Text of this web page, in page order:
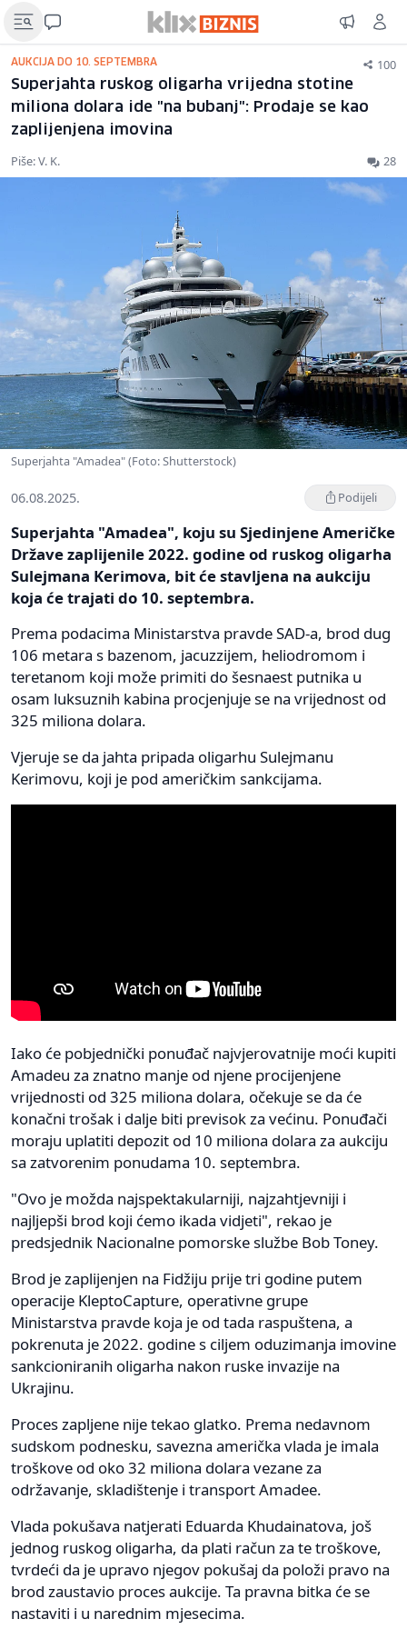
AUKCIJA DO 10. SEPTEMBRA 100
Superjahta ruskog oligarha vrijedna stotine
miliona dolara ide "na bubanj": Prodaje se kao
zaplijenjena imovina
Piše: V. K. 28
Superjahta "Amadea" (Foto: Shutterstock)
06.08.2025. Podijeli
Superjahta "Amadea", koju su Sjedinjene Američke
Države zaplijenile 2022. godine od ruskog oligarha
Sulejmana Kerimova, bit će stavljena na aukciju
koja će trajati do 10. septembra.
Prema podacima Ministarstva pravde SAD-a, brod dug
106 metara s bazenom, jacuzzijem, heliodromom i
teretanom koji može primiti do šesnaest putnika u
osam luksuznih kabina procjenjuje se na vrijednost od
325 miliona dolara.
Vjeruje se da jahta pripada oligarhu Sulejmanu
Kerimovu, koji je pod američkim sankcijama.
Iako će pobjednički ponuđač najvjerovatnije moći kupiti
Amadeu za znatno manje od njene procijenjene
vrijednosti od 325 miliona dolara, očekuje se da će
konačni trošak i dalje biti previsok za većinu. Ponuđači
moraju uplatiti depozit od 10 miliona dolara za aukciju
sa zatvorenim ponudama 10. septembra.
"Ovo je možda najspektakularniji, najzahtjevniji i
najljepši brod koji ćemo ikada vidjeti", rekao je
predsjednik Nacionalne pomorske službe Bob Toney.
Brod je zaplijenjen na Fidžiju prije tri godine putem
operacije KleptoCapture, operativne grupe
Ministarstva pravde koja je od tada raspuštena, a
pokrenuta je 2022. godine s ciljem oduzimanja imovine
sankcioniranih oligarha nakon ruske invazije na
Ukrajinu.
Proces zapljene nije tekao glatko. Prema nedavnom
sudskom podnesku, savezna američka vlada je imala
troškove od oko 32 miliona dolara vezane za
održavanje, skladištenje i transport Amadee.
Vlada pokušava natjerati Eduarda Khudainatova, još
jednog ruskog oligarha, da plati račun za te troškove,
tvrdeći da je upravo njegov pokušaj da položi pravo na
brod zaustavio proces aukcije. Ta pravna bitka će se
nastaviti i u narednim mjesecima.